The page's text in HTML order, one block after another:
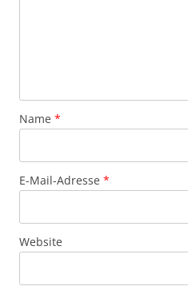
Name *
E-Mail-Adresse *
Website